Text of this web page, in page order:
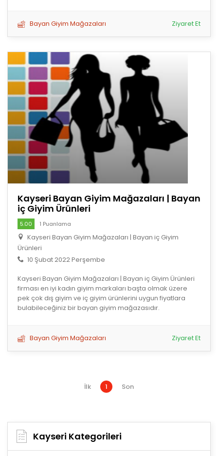
Bayan Giyim Mağazaları Ziyaret Et
Kayseri Bayan Giyim Mağazaları | Bayan
iç Giyim Ürünleri
5.00 1 Puanlama
Kayseri Bayan Giyim Mağazaları | Bayan iç Giyim
Ürünleri
10 Şubat 2022 Perşembe
Kayseri Bayan Giyim Mağazaları | Bayan iç Giyim Ürünleri
firması en iyi kadın giyim markaları başta olmak üzere
pek çok dış giyim ve iç giyim ürünlerini uygun fiyatlara
bulabileceğiniz bir bayan giyim mağazasıdır.
Bayan Giyim Mağazaları Ziyaret Et
İlk 1 Son
Kayseri Kategorileri